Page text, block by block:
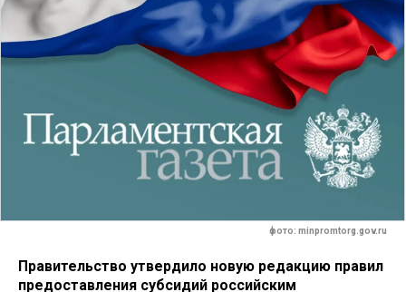
фото: minpromtorg.gov.ru
Правительство утвердило новую редакцию правил
предоставления субсидий российским